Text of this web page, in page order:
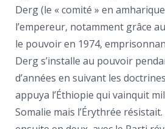
Derg (le « comité » en
l’empereur, notamment grâce
le pouvoir en 1974,
Derg s’installe au pouvoir
d’années en suivant les
appuya l’Éthiopie qui vainquit
Somalie mais l’Érythrée